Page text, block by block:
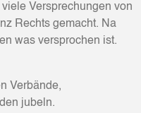
Versprechungen von
Rechts gemacht. Na
was versprochen ist.
Verbände,
jubeln.